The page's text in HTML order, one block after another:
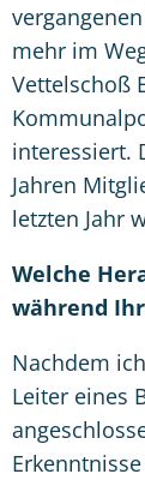
mehr im
Vettelschoß
interessiert.
Jahren
letzten Jahr
Welche
während
Nachdem
Leiter eines